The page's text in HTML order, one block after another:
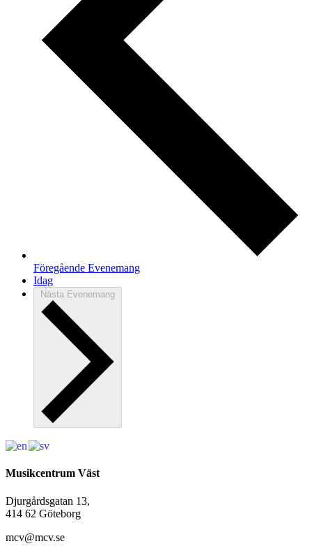
Föregående Evenemang
Idag
Nästa Evenemang
Musikcentrum Väst
Djurgårdsgatan 13,
414 62 Göteborg
mcv@mcv.se